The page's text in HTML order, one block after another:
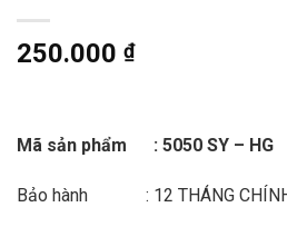
250.000 ₫
Mã sản phẩm : 5050 SY – HG
Bảo hành : 12 THÁNG CHÍNH